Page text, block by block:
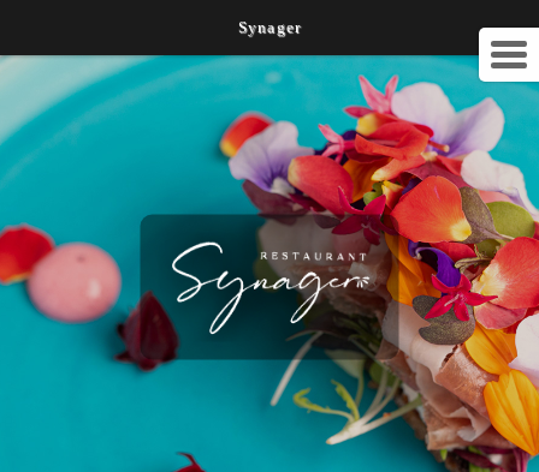
Synager